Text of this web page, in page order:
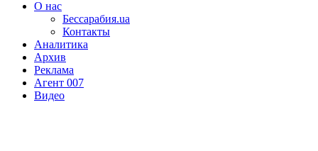
О нас
Бессарабия.ua
Контакты
Аналитика
Архив
Реклама
Агент 007
Видео